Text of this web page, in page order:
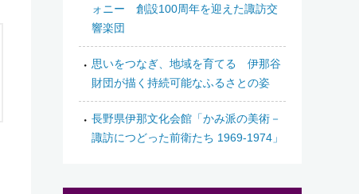
ォニー 創設100周年を迎えた諏訪交
響楽団
思いをつなぎ、地域を育てる 伊那谷
財団が描く持続可能なふるさとの姿
長野県伊那文化会館「かみ派の美術－
諏訪につどった前衛たち 1969-1974」